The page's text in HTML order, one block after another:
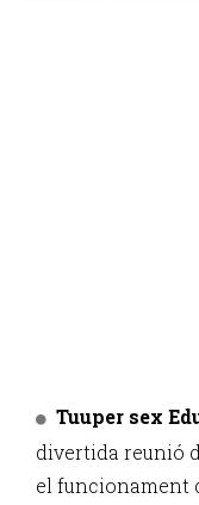
Tuuper sex
divertida reunió
el funcionament